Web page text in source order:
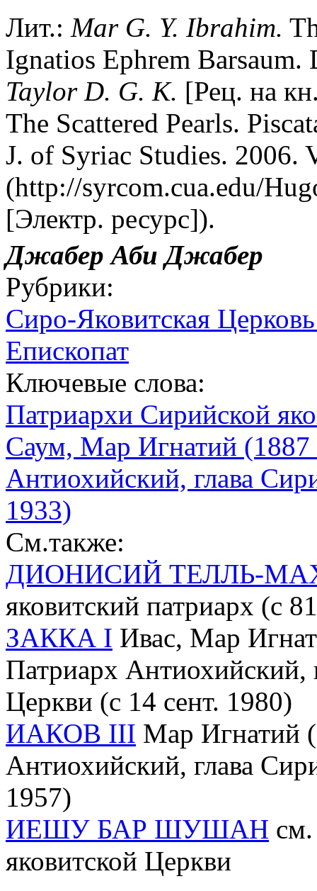
Лит.: Mar G. Y. Ibrahim.
Ignatios Ephrem Barsaum.
Taylor D. G. K. [Рец. на
The Scattered Pearls.
J. of Syriac Studies. 2006.
(http://syrcom.cua.edu/
[Электр. ресурс]).
Джабер Аби Джабер
Рубрики:
Сиро-Яковитская
Епископат
Ключевые слова:
Патриархи Сирийской
Саум, Мар Игнатий (1887
Антиохийский, глава
1933)
См.также:
ДИОНИСИЙ ТЕЛЛЬ-
яковитский патриарх (c
ЗАККА I Ивас, Мар
Патриарх Антиохийский,
Церкви (с 14 сент. 1980)
ИАКОВ III Мар Игнатий
Антиохийский, глава
1957)
ИЕШУ БАР ШУШАН
яковитской Церкви